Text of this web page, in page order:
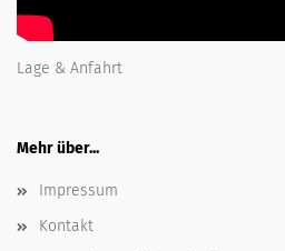
Lage & Anfahrt
Mehr über...
Impressum
Kontakt